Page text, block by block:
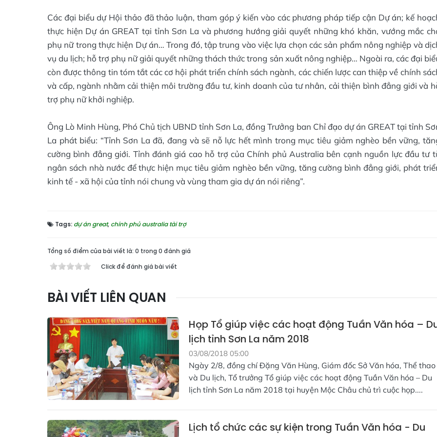
Các đại biểu dự Hội thảo đã thảo luận, tham góp ý kiến vào các phương pháp tiếp cận Dự án; kế
thực hiện Dự án GREAT tại tỉnh Sơn La và phương hướng giải quyết những khó khăn, vướng mắc
phụ nữ trong thực hiện Dự án… Trong đó, tập trung vào việc lựa chọn các sản phẩm nông nghiệp và
vụ du lịch; hỗ trợ phụ nữ giải quyết những thách thức trong sản xuất nông nghiệp… Ngoài ra, các đại
còn được thông tin tóm tắt các cơ hội phát triển chính sách ngành, các chiến lược can thiệp về chính
và cấp, ngành nhằm cải thiện môi trường đầu tư, kinh doanh của tư nhân, cải thiện bình đẳng giới và
trợ phụ nữ khởi nghiệp.
Ông Lò Minh Hùng, Phó Chủ tịch UBND tỉnh Sơn La, đồng Trưởng ban Chỉ đạo dự án GREAT tại tỉnh
La phát biểu: “Tỉnh Sơn La đã, đang và sẽ nỗ lực hết mình trong mục tiêu giảm nghèo bền vững,
cường bình đẳng giới. Tỉnh đánh giá cao hỗ trợ của Chính phủ Australia bên cạnh nguồn lực đầu tư
ngân sách nhà nước để thực hiện mục tiêu giảm nghèo bền vững, tăng cường bình đẳng giới, phát
kinh tế - xã hội của tỉnh nói chung và vùng tham gia dự án nói riêng”.
Tags: dự án great, chính phủ australia tài trợ
Tổng số điểm của bài viết là: 0 trong 0 đánh giá
Click để đánh giá bài viết
BÀI VIẾT LIÊN QUAN
Họp Tổ giúp việc các hoạt động Tuần Văn hóa –
lịch tỉnh Sơn La năm 2018
03/08/2018 05:00
Ngày 2/8, đồng chí Đặng Văn Hùng, Giám đốc Sở Văn hóa, Thể thao
và Du lịch, Tổ trưởng Tổ giúp việc các hoạt động Tuần Văn hóa – Du
lịch tỉnh Sơn La năm 2018 tại huyện Mộc Châu chủ trì cuộc họp....
Lịch tổ chức các sự kiện trong Tuần Văn hóa - Du